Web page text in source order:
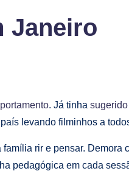
Janeiro
. Já tinha sugerido
levando filminhos a
rir e pensar. Demora
pedagógica em cada